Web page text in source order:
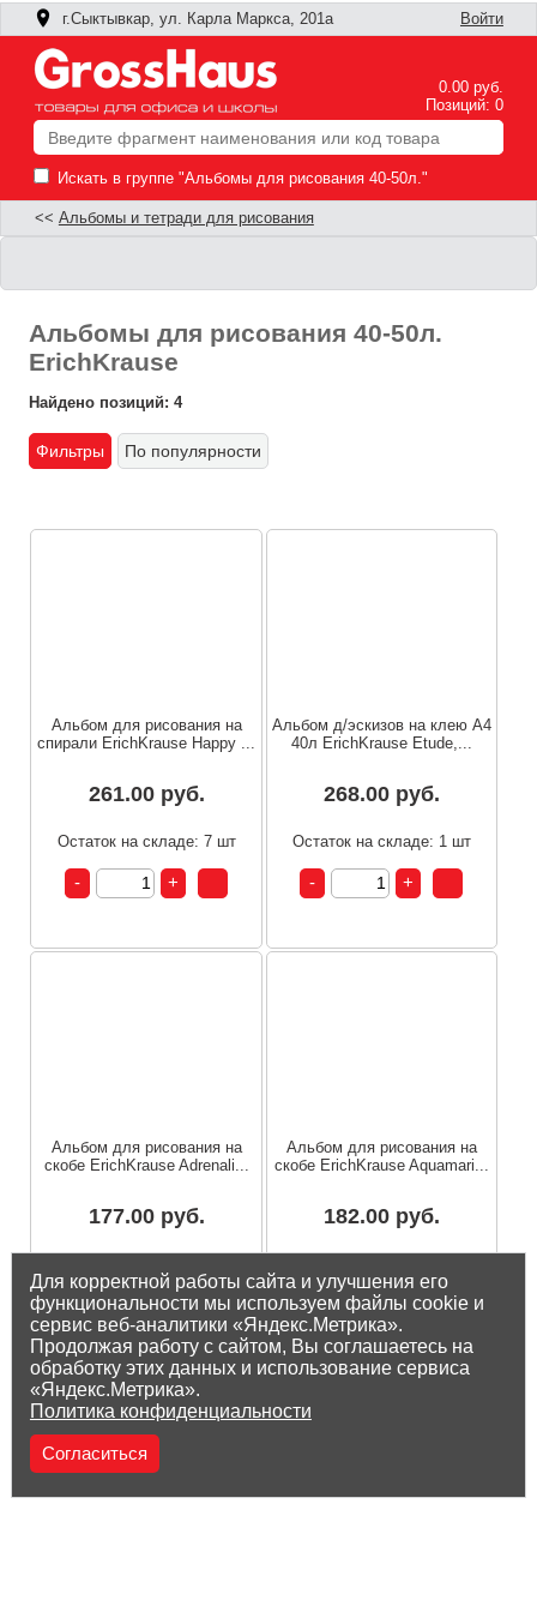
г.Сыктывкар, ул. Карла Маркса, 201а Войти
0.00 руб.
Позиций: 0
Искать в группе "Альбомы для рисования 40-50л."
<< Альбомы и тетради для рисования
Альбомы для рисования 40-50л.
ErichKrause
Найдено позиций: 4
Фильтры По популярности
Альбом для рисования на
спирали ErichKrause Happy ...
261.00 руб.
Остаток на складе: 7 шт
Альбом д/эскизов на клею А4
40л ErichKrause Etude,...
268.00 руб.
Остаток на складе: 1 шт
Альбом для рисования на
скобе ErichKrause Adrenali...
177.00 руб.
Альбом для рисования на
скобе ErichKrause Aquamari...
182.00 руб.
Для корректной работы сайта и улучшения его
функциональности мы используем файлы cookie и
сервис веб-аналитики «Яндекс.Метрика».
Продолжая работу с сайтом, Вы соглашаетесь на
обработку этих данных и использование сервиса
«Яндекс.Метрика».
Политика конфиденциальности
Согласиться